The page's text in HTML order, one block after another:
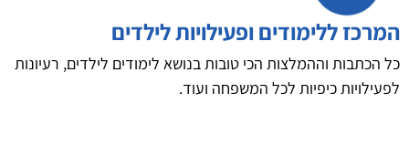
המרכז ללימודים ופעילויות לילדים
כל הכתבות וההמלצות הכי טובות בנושא לימודים לילדים, רעיונות
לפעילויות כיפיות לכל המשפחה ועוד.